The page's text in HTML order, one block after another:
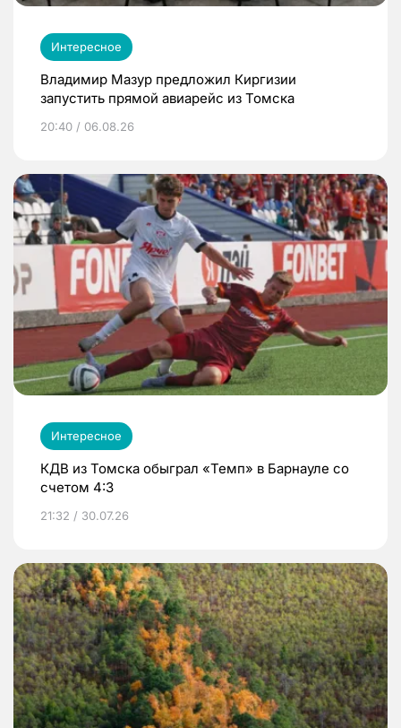
Интересное
Владимир Мазур предложил Киргизии
запустить прямой авиарейс из Томска
20:40 / 06.08.26
Интересное
КДВ из Томска обыграл «Темп» в Барнауле со
счетом 4:3
21:32 / 30.07.26